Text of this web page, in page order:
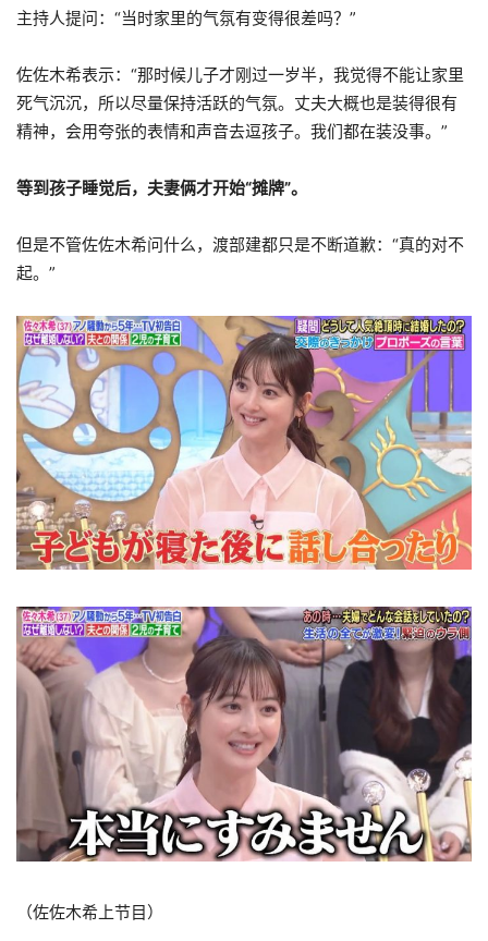
主持人提问：“当时家里的气氛有变得很差吗？”
佐佐木希表示：“那时候儿子才刚过一岁半，我觉得不能让家里
死气沉沉，所以尽量保持活跃的气氛。丈夫大概也是装得很有
精神，会用夸张的表情和声音去逗孩子。我们都在装没事。”
等到孩子睡觉后，夫妻俩才开始“摊牌”。
但是不管佐佐木希问什么，渡部建都只是不断道歉：“真的对不
起。”
（佐佐木希上节目）